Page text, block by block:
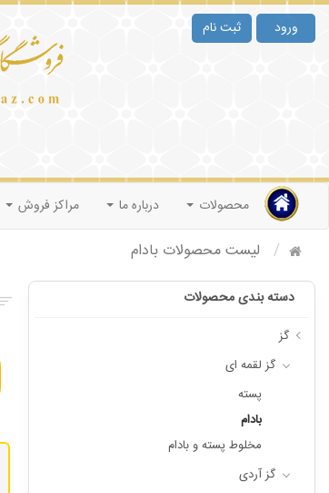
ورود ثبت نام
محصولات درباره ما مراکز فروش
لیست محصولات بادام
دسته بندی محصولات
گز
گز لقمه ای
پسته
بادام
مخلوط پسته و بادام
گز آردی